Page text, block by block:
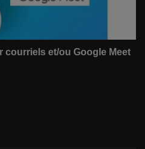
et/ou Google Meet